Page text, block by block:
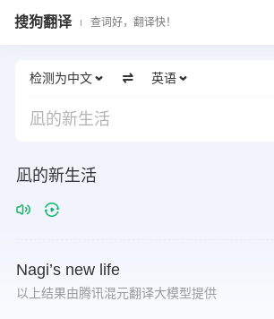
搜狗翻译 查词好，翻译快！
检测为中文 英语
凪的新生活
凪的新生活
Nagi’s new life
以上结果由腾讯混元翻译大模型提供